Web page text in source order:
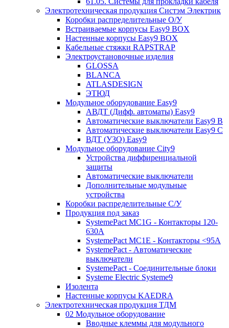
Электротехническая продукция Систэм Электрик
Коробки распределительные О/У
Встраиваемые корпусы Easy9 BOX
Настенные корпусы Easy9 BOX
Кабельные стяжки RAPSTRAP
Электроустановочные изделия
GLOSSA
BLANCA
ATLASDESIGN
ЭТЮД
Модульное оборудование Easy9
АВДТ (Дифф. автоматы) Easy9
Автоматические выключатели Easy9 В
Автоматические выключатели Easy9 С
ВДТ (УЗО) Easy9
Модульное оборудование City9
Устройства диффиренциальной
защиты
Автоматические выключатели
Дополнительные модульные
устройства
Коробки распределительные C/У
Продукция под заказ
SystemePact MC1G - Контакторы 120-
630A
SystemePact MC1E - Контакторы <95A
SystemePact - Автоматические
выключатели
SystemePact - Соединительные блоки
Systeme Electric Systeme9
Изолента
Настенные корпусы KAEDRA
Электротехническая продукция ТДМ
02 Модульное оборудование
Вводные клеммы для модульного